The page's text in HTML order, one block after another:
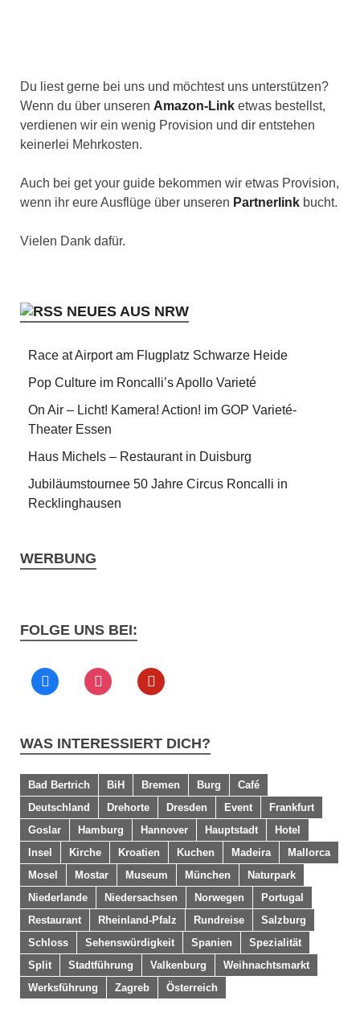
Du liest gerne bei uns und möchtest uns unterstützen?
Wenn du über unseren Amazon-Link etwas bestellst,
verdienen wir ein wenig Provision und dir entstehen
keinerlei Mehrkosten.
Auch bei get your guide bekommen wir etwas Provision,
wenn ihr eure Ausflüge über unseren Partnerlink bucht.
Vielen Dank dafür.
NEUES AUS NRW
Race at Airport am Flugplatz Schwarze Heide
Pop Culture im Roncalli’s Apollo Varieté
On Air – Licht! Kamera! Action! im GOP Varieté-
Theater Essen
Haus Michels – Restaurant in Duisburg
Jubiläumstournee 50 Jahre Circus Roncalli in
Recklinghausen
WERBUNG
FOLGE UNS BEI:
WAS INTERESSIERT DICH?
Bad Bertrich BiH Bremen Burg
Café
Deutschland
Drehorte Dresden Event
Frankfurt
Goslar
Hamburg Hannover Hauptstadt
Hotel
Insel
Kirche Kroatien Kuchen Madeira
Mallorca
Mosel
Mostar Museum München
Naturpark
Niederlande
Niedersachsen Norwegen
Portugal
Restaurant
Rheinland-Pfalz Rundreise
Salzburg
Schloss
Sehenswürdigkeit Spanien
Spezialität
Split
Stadtführung Valkenburg
Weihnachtsmarkt
Werksführung
Zagreb Österreich